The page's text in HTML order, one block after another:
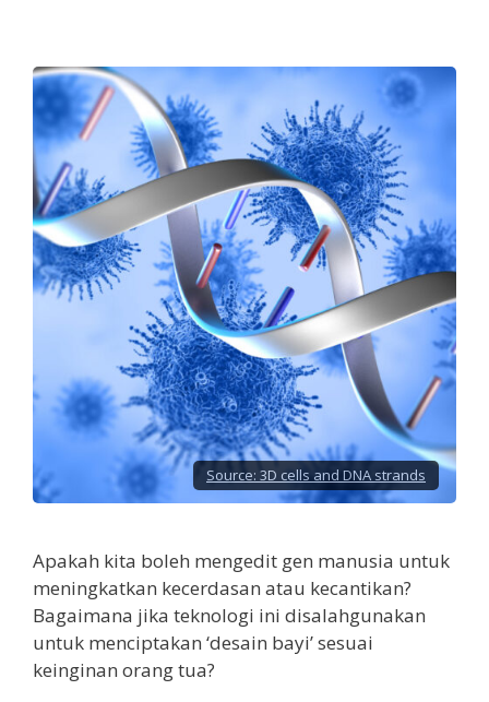
Source: 3D cells and DNA strands
Apakah kita boleh mengedit gen manusia untuk
meningkatkan kecerdasan atau kecantikan?
Bagaimana jika teknologi ini disalahgunakan
untuk menciptakan ‘desain bayi’ sesuai
keinginan orang tua?